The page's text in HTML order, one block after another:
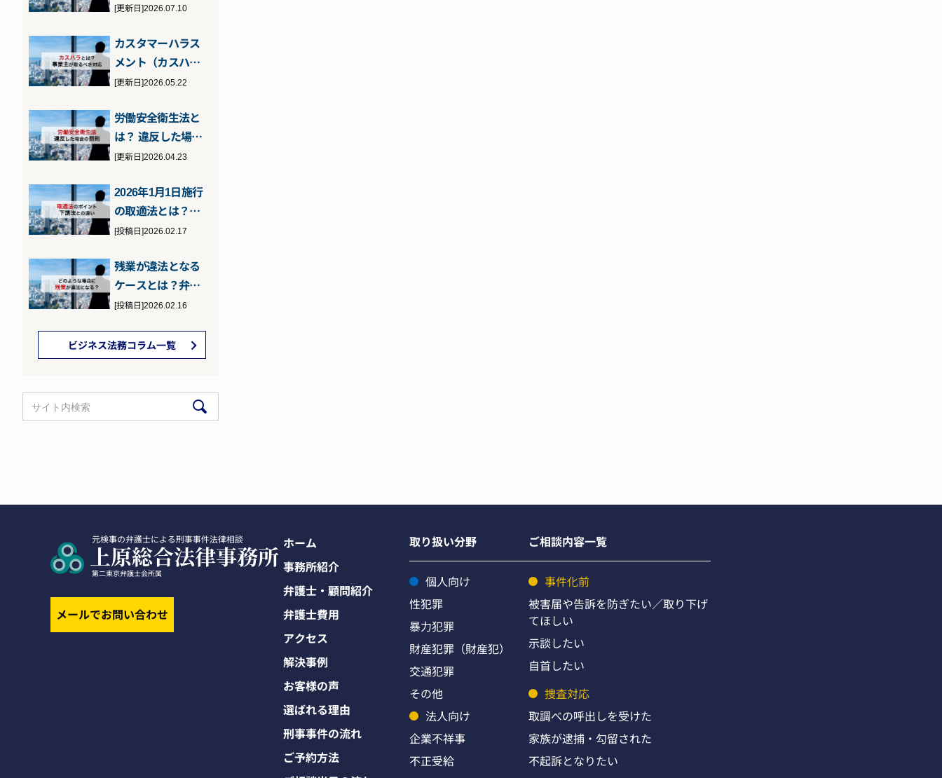
る場合とは？客・
[更新日]2026.07.10
カスタマーハラス
メント（カスハ
ラ）とは？2026年
[更新日]2026.05.22
労働安全衛生法と
は？ 違反した場合
の罰則などを元検
[更新日]2026.04.23
2026年1月1日施行
の取適法とは？下
請法との違いとポ
[投稿日]2026.02.17
残業が違法となる
ケースとは？弁護
士が詳しく解説
[投稿日]2026.02.16
ビジネス法務コラム一覧
メールでお問い合わせ
ホーム
事務所紹介
弁護士・顧問紹介
弁護士費用
アクセス
解決事例
お客様の声
選ばれる理由
刑事事件の流れ
ご予約方法
取り扱い分野
個人向け
性犯罪
暴力犯罪
財産犯罪（財産犯）
交通犯罪
その他
法人向け
企業不祥事
不正受給
ご相談内容一覧
事件化前
被害届や告訴を防ぎたい／取り下げ
てほしい
示談したい
自首したい
捜査対応
取調べの呼出しを受けた
家族が逮捕・勾留された
不起訴となりたい